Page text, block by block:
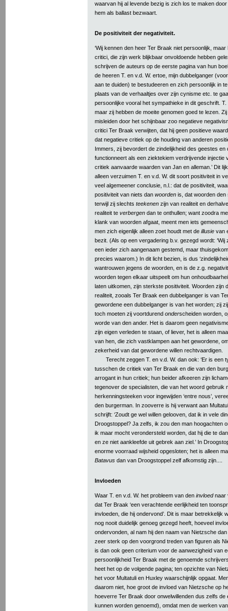
waarvan hij al levende bezig is zich los te maken
hem als ballast bezwaart.
De positiviteit der negativiteit.
‘Wij kennen den heer Ter Braak niet persoonlijk,
critici, die zijn werk blijkbaar onvoldoende hebben
schrijven de auteurs op de eerste pagina van hun
de heeren T. en v.d. W. ertoe, mijn dubbelganger
aan te duiden) te bestudeeren en zich persoonlijk in
plaats van de verhaaltjes over zijn cynisme etc. te
persoonlijke vooral het sympathieke in dit geschrift.
maar zij hebben de moeite genomen goed te lezen.
misleiden door het schijnbaar zoo negatieve
critici Ter Braak verwijten, dat hij geen positieve
dat negatieve critiek op de houding van anderen
Immers, zij bevordert de zindelijkheid des geestes en
functionneert als een ziektekiem verdrijvende injectie
critiek aanvaarde waarden van Jan en alleman.’ Dit
alleen verzuimen T. en v.d. W. dit soort positiviteit in
veel algemeener conclusie, n.l.: dat de positiviteit,
positiviteit van niets dan woorden is, dat woorden
terwijl zij slechts teekenen zijn van realiteit en
realiteit te verbergen dan te onthullen; want zoodra
klank van woorden afgaat, meent men iets
men zich eigenlijk alleen zoet houdt met de illusie van
bezit. (Als op een vergadering b.v. gezegd wordt: ‘Wij
een ieder zich aangenaam gestemd, maar
precies waarom.) In dit licht bezien, is dus
wantrouwen jegens de woorden, en is de z.g.
woorden tegen elkaar uitspeelt om hun
laten uitkomen, zijn sterkste positiviteit. Woorden zijn
realiteit, zooals Ter Braak een dubbelganger is van
gewordene een dubbelganger is van het worden; zij
toch moeten zij voortdurend onderscheiden worden,
worde van den ander. Het is daarom geen
zijn eigen verleden te staan, of liever, het is alleen
van hen, die zich vastklampen aan het gewordene,
zekerheid van dat gewordene willen rechtvaardigen.
Terecht zeggen T. en v.d. W. dan ook: ‘Er is een
tusschen de critiek van Ter Braak en die van den
arrogant in hun critiek; hun beider afkeeren zijn
tegenover de specialisten, die van het woord gebruik
herkenningsteeken voor ingewijden ‘entre nous’,
den burgerman. In zooverre is hij verwant aan
schrijft: ‘Zoudt ge wel willen gelooven, dat ik in vele
Droogstoppel? Ja zelfs, ik zou den man hoogachten
ik maar mocht verondersteld worden, dat hij die te
en ze niet aankleefde uit gebrek aan ziel.’ In
enorme voorraad wijsheid opgesloten; het is alleen
Batavus dan van Droogstoppel zelf afkomstig zijn....
Invloeden
Waar T. en v.d. W. het probleem van den invloednaar
dat Ter Braak ‘een verachtende eerlijkheid ten
invloeden, die hij ondervond’. Dit is maar betrekkelijk
nog nooit duidelijk genoeg gezegd heeft, hoeveel
ondervonden, al nam hij den naam van Nietzsche
zeer sterk op den voorgrond treden van figuren als
is dan ook geen criterium voor de aanwezigheid van
persoonlijkheid Ter Braak met de genoemde
heet het op de volgende pagina; ten opzichte van
het voor Multatuli en Huxley waarschijnlijk opgaat.
daarom niet, hoe groot de invloed van Nietzsche op
hoeverre Ter Braak door onwelwillenden dus zelfs
kunnen worden genoemd), omdat men de werken